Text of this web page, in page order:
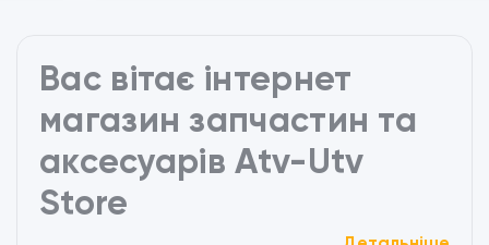
Вас вітає інтернет
магазин запчастин та
аксесуарів Atv-Utv
Store